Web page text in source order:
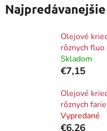
Najpredávanejšie
Olejové
rôznych
Skladom
€7,15
Olejové
rôznych
Vypredané
€6,26